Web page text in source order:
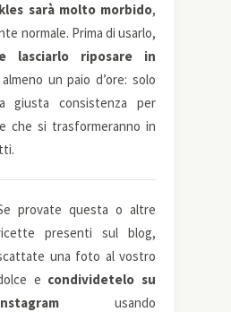
sarà molto morbido,
normale. Prima di usarlo,
lasciarlo riposare in
un paio d’ore: solo
giusta consistenza per
che si trasformeranno in
provate questa o altre
presenti sul blog,
una foto al vostro
e condividetelo su
usando